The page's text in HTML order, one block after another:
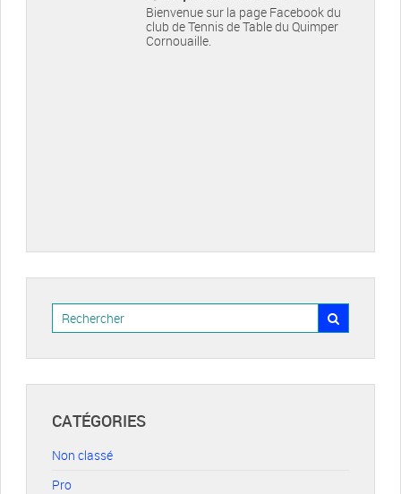
Bienvenue sur la page Facebook du
club de Tennis de Table du Quimper
Cornouaille.
CATÉGORIES
Non classé
Pro